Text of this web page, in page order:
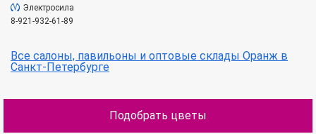
Электросила
8-921-932-61-89
Все салоны, павильоны и оптовые склады Оранж в
Санкт-Петербурге
Подобрать цветы